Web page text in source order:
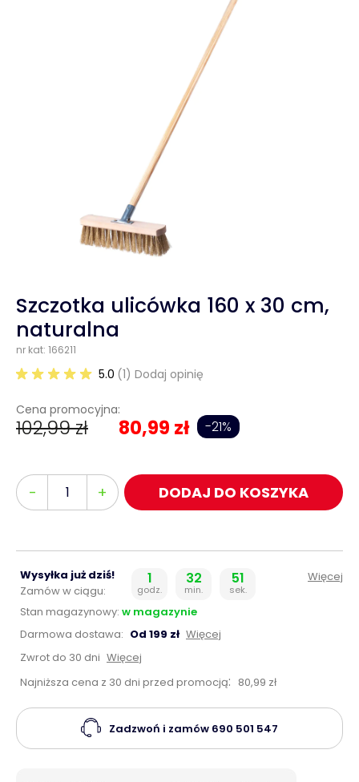
Szczotka ulicówka 160 x 30 cm,
naturalna
nr kat: 166211
5.0 (1) Dodaj opinię
Cena promocyjna:
102,99 zł 80,99 zł -21%
-
Ilość + DODAJ DO KOSZYKA
Wysyłka już dziś!
Zamów w ciągu:
1
godz.
32
min.
50
sek.
Więcej
Stan magazynowy: w magazynie
Darmowa dostawa: Od 199 zł Więcej
Zwrot do 30 dni Więcej
Najniższa cena z 30 dni przed promocją: 80,99 zł
Zadzwoń i zamów 690 501 547